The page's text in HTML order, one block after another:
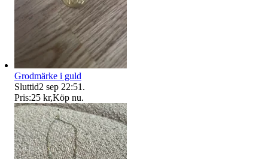
Grodmärke i guld
Sluttid2 sep 22:51 .
Pris:25 kr,Köp nu.